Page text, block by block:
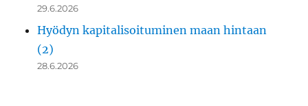
29.6.2026
Hyödyn kapitalisoituminen maan hintaan
(2)
28.6.2026